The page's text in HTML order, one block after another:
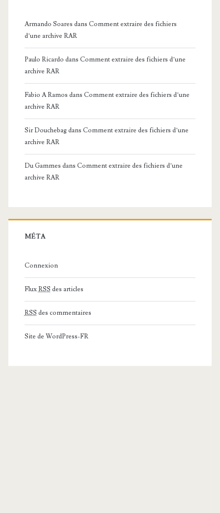
Armando Soares dans Comment extraire des fichiers
d’une archive RAR
Paulo Ricardo dans Comment extraire des fichiers d’une
archive RAR
Fabio A Ramos dans Comment extraire des fichiers d’une
archive RAR
Sir Douchebagdans Comment extraire des fichiers d’une
archive RAR
Du Gammes dans Comment extraire des fichiers d’une
archive RAR
MÉTA
Connexion
FluxRSS des articles
RSS des commentaires
Site de WordPress-FR